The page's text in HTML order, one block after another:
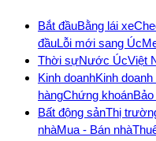
Bắt đầuBằng lái xe
đầuLỗi mới sang Úc
Thời sựNước ÚcViệt
Kinh doanhKinh
hàngChứng khoán
Bất động sảnThị
nhàMua - Bán nhà